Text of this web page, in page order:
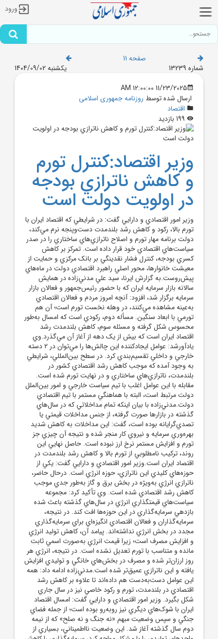
ورود
صفحه 11
شماره 13239
یکشنبه 1404/09/02
11/23/2025 12:00:00 AM
ارسال شده توسط روزنامه جمهوری اسلامی
اقتصاد
وزير اقتصاد:کنترل تورم
و کاهش ناترازي بودجه
در اولويت دولت است
وزير امور اقتصادي و دارايي گفت: در شرايطي که اقتصاد ايران با
تورم بالا، رکود و کاهش رشد بلندمدت دست‌وپنجه نرم مي‌کند،
دولت برنامه مهار تورم و اصلاح ناترازي‌هاي ساختاري را در صدر
سياست‌هاي اقتصادي خود قرار داده است. تمرکز بر کاهش
کسري بودجه، کنترل فشار نقدينگي بر بانک مرکزي و حمايت از
معيشت خانوارها، محور اصلي راهبرد اقتصادي دولت در ماه‌هاي
پيش‌روست.به گزارش ايرنا، سيد علي مدني‌زاده در همايش
سالانه بازار سرمايه ايران که با حضور رئيس‌جمهور و فعالان بازار
سرمايه برگزار شد، افزود: آنچه امروز مردم و فعالان اقتصادي
به‌عينه مشاهده مي‌کنند، در وهله نخست تورم است؛ آن هم
تورمي با ابعاد سنگين. مسأله دوم، رکودي است که امسال به‌طور
محسوس شکل گرفته و مسئله سوم، کاهش بلندمدت رشد
اقتصاد ايران است که بيش از يک دهه از آغاز آن مي‌گذرد.وي
يادآورشد: عوامل ايجادکننده اين چالش‌ها را مي‌توان در 2 دسته
خارجي و داخلي تقسيم‌بندي کرد. در سطح بين‌المللي، شرايطي
به وجود آمده که موجب کاهش رشد اقتصادي کشور در
بلندمدت، ناترازي‌هاي ساختاري و در نهايت تورم شده است.
مقابله با اين عوامل اغلب با تيم سياست خارجي و امور بين‌الملل
دولت مرتبط است، البته با هماهنگي مستمر با تيم اقتصادي
دولت.مدني‌زاده با بيان اينکه تمام مداخلاتي که در سال‌هاي
گذشته در بازارها صورت گرفته، از جنس مداخلات قيمتي يا
تصدي‌گرايانه بوده است، گفت: اين مداخلات به کاهش شديد
بهره‌وري سرمايه و نيروي کار منجر شده و نتيجه آن چيزي جز
تورم و افزايش مستمر نرخ ارز نبوده است. حاصل نهايي اين
روند، ترکيب نامطلوبي از تورم بالا و کاهش رشد بلندمدت در
اقتصاد ايران است.وزير امور اقتصادي و دارايي گفت: يکي از
حوزه‌هاي کليدي اين ناترازي، حوزه انرژي است. درحال حاضر،
ناترازي انرژي به‌ويژه در بخش برق و گاز به‌طور جدي موجب
کاهش رشد اقتصادي شده است. وي تأکيد کرد: مجموعه
سياست‌هاي قيمتگذاري انرژي در سال‌هاي گذشته باعث شده
بازدهي سرمايه‌گذاري در اين حوزه‌ها افت کند. در نتيجه،
سرمايه‌گذاران و فعالان اقتصادي انگيزه‌اي براي سرمايه‌گذاري
مجدد در بخش انرژي نداشته‌اند. پيامد آن، کاهش توليد انرژي
و افزايش مصرف است؛ زيرا قيمت انرژي به‌صورت اسمي ثابت
مانده و متناسب با تورم تعديل نشده است. در نتيجه، انرژي هر
روز ارزان‌تر شده و مصرف در بخش‌هاي خانگي و توليدي افزايش
يافته و اين ناترازي عميق‌تر شده است.مدني‌زاده ادامه داد: همه
اين عوامل دست‌به‌دست هم داده‌اند تا علاوه بر کاهش رشد
اقتصادي در بلندمدت، تورم و رکود خاصي نيز در سال جاري
شکل بگيرد. وزير امور اقتصادي و دارايي گفت: امسال اقتصاد
ايران با شوک‌هاي ديگري نيز روبه‌رو بوده است؛ از جمله فضاي
جنگي و سپس وضعيت مبهم «نه جنگ و نه صلح» که از نيمه
دوم سال گذشته آغاز شد. اين وضعيت نااطميناني، بسياري از